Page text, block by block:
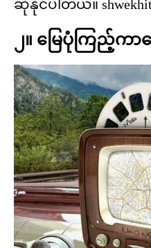
ဆိုနိုင်ပါတယ်။
၂။ မြေပုံကြည့်ကာမ